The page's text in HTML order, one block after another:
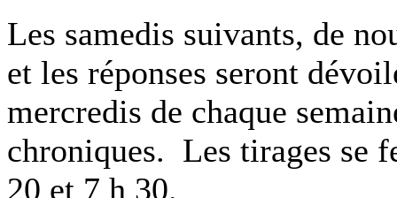
Les samedis suivants, de
et les réponses seront
mercredis de chaque
chroniques. Les tirages se
20 et 7 h 30.